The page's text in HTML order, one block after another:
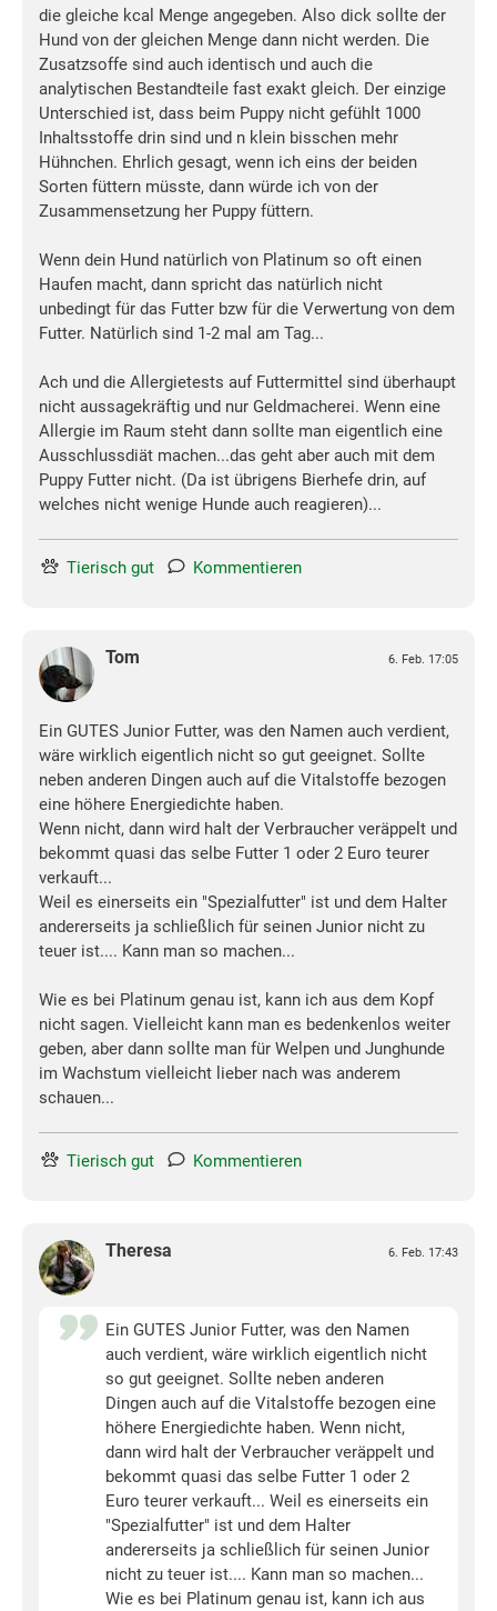
die gleiche kcal Menge angegeben. Also dick sollte der
Hund von der gleichen Menge dann nicht werden. Die
Zusatzsoffe sind auch identisch und auch die
analytischen Bestandteile fast exakt gleich. Der einzige
Unterschied ist, dass beim Puppy nicht gefühlt 1000
Inhaltsstoffe drin sind und n klein bisschen mehr
Hühnchen. Ehrlich gesagt, wenn ich eins der beiden
Sorten füttern müsste, dann würde ich von der
Zusammensetzung her Puppy füttern.
Wenn dein Hund natürlich von Platinum so oft einen
Haufen macht, dann spricht das natürlich nicht
unbedingt für das Futter bzw für die Verwertung von dem
Futter. Natürlich sind 1-2 mal am Tag...
Ach und die Allergietests auf Futtermittel sind überhaupt
nicht aussagekräftig und nur Geldmacherei. Wenn eine
Allergie im Raum steht dann sollte man eigentlich eine
Ausschlussdiät machen...das geht aber auch mit dem
Puppy Futter nicht. (Da ist übrigens Bierhefe drin, auf
welches nicht wenige Hunde auch reagieren)...
Tierisch gut Kommentieren
Tom 6. Feb. 17:05
Ein GUTES Junior Futter, was den Namen auch verdient,
wäre wirklich eigentlich nicht so gut geeignet. Sollte
neben anderen Dingen auch auf die Vitalstoffe bezogen
eine höhere Energiedichte haben.
Wenn nicht, dann wird halt der Verbraucher veräppelt und
bekommt quasi das selbe Futter 1 oder 2 Euro teurer
verkauft...
Weil es einerseits ein "Spezialfutter" ist und dem Halter
andererseits ja schließlich für seinen Junior nicht zu
teuer ist.... Kann man so machen...
Wie es bei Platinum genau ist, kann ich aus dem Kopf
nicht sagen. Vielleicht kann man es bedenkenlos weiter
geben, aber dann sollte man für Welpen und Junghunde
im Wachstum vielleicht lieber nach was anderem
schauen...
Tierisch gut Kommentieren
Theresa 6. Feb. 17:43
Ein GUTES Junior Futter, was den Namen
auch verdient, wäre wirklich eigentlich nicht
so gut geeignet. Sollte neben anderen
Dingen auch auf die Vitalstoffe bezogen eine
höhere Energiedichte haben. Wenn nicht,
dann wird halt der Verbraucher veräppelt und
bekommt quasi das selbe Futter 1 oder 2
Euro teurer verkauft... Weil es einerseits ein
"Spezialfutter" ist und dem Halter
andererseits ja schließlich für seinen Junior
nicht zu teuer ist.... Kann man so machen...
Wie es bei Platinum genau ist, kann ich aus